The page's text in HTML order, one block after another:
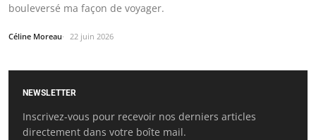
bouleversé ma façon de voyager.
Céline Moreau 22 juin 2026
NEWSLETTER
Inscrivez-vous pour recevoir nos derniers articles
directement dans votre boîte mail.